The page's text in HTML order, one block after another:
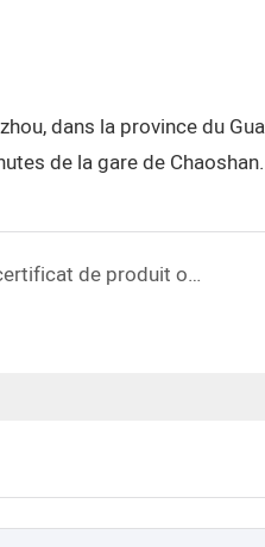
dans la province du
de la gare de Chaoshan.
Disposez-vous d&#39;un certificat de produit ou d&#39;un rapport d&#39;inspection d&#39;usine ?